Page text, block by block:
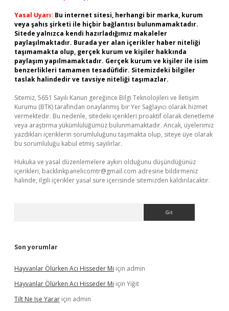
Yasal Uyarı: Bu internet sitesi, herhangi bir marka, kurum
veya şahıs şirketi ile hiçbir bağlantısı bulunmamaktadır.
Sitede yalnızca kendi hazırladığımız makaleler
paylaşılmaktadır. Burada yer alan içerikler haber niteliği
taşımamakta olup, gerçek kurum ve kişiler hakkında
paylaşım yapılmamaktadır. Gerçek kurum ve kişiler ile isim
benzerlikleri tamamen tesadüfidir. Sitemizdeki bilgiler
taslak halindedir ve tavsiye niteliği taşımazlar.
Sitemiz, 5651 Sayılı Kanun gereğince Bilgi Teknolojileri ve İletişim
Kurumu (BTK) tarafından onaylanmış bir Yer Sağlayıcı olarak hizmet
vermektedir. Bu nedenle, sitedeki içerikleri proaktif olarak denetleme
veya araştırma yükümlülüğümüz bulunmamaktadır. Ancak, üyelerimiz
yazdıkları içeriklerin sorumluluğunu taşımakta olup, siteye üye olarak
bu sorumluluğu kabul etmiş sayılırlar.
Hukuka ve yasal düzenlemelere aykırı olduğunu düşündüğünüz
içerikleri, backlinkpanelicomtr@gmail.com adresine bildirmeniz
halinde, ilgili içerikler yasal süre içerisinde sitemizden kaldırılacaktır.
Son yorumlar
Hayvanlar Ölürken Acı Hisseder Mi için admin
Hayvanlar Ölürken Acı Hisseder Mi için Yiğit
Tilt Ne Işe Yarar için admin